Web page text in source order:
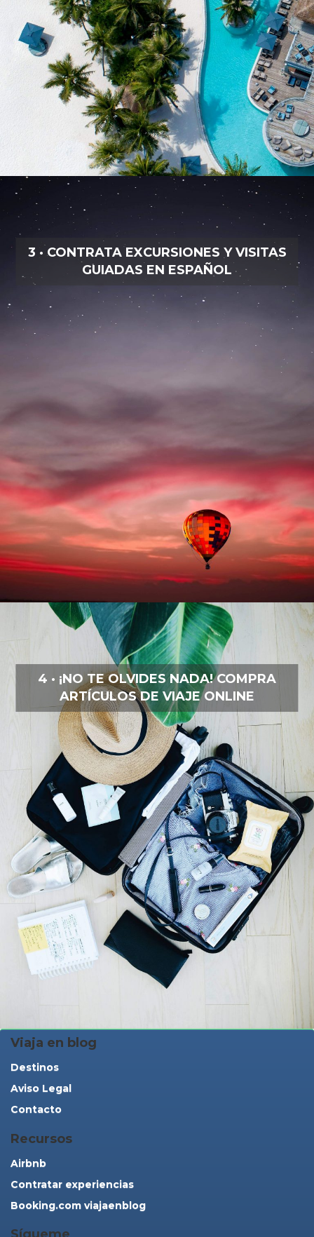
3 · CONTRATA EXCURSIONES Y VISITAS
GUIADAS EN ESPAÑOL
4 · ¡NO TE OLVIDES NADA! COMPRA
ARTÍCULOS DE VIAJE ONLINE
Viaja en blog
Destinos
Aviso Legal
Contacto
Recursos
Airbnb
Contratar experiencias
Booking.com viajaenblog